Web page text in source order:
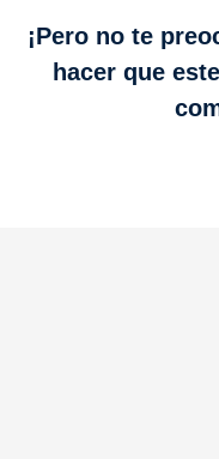
¡Pero no te
hacer que